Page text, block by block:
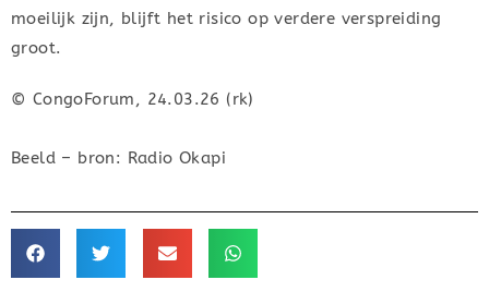
moeilijk zijn, blijft het risico op verdere verspreiding
groot.
© CongoForum, 24.03.26 (rk)
Beeld – bron: Radio Okapi